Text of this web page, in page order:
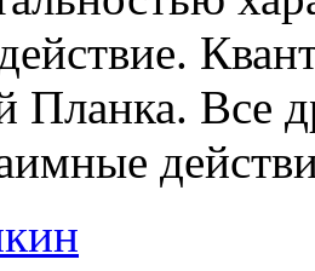
Планка. Все